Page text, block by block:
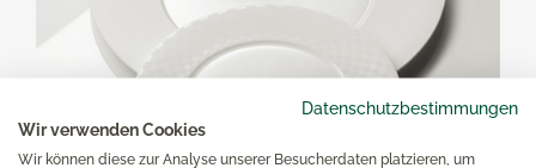
Datenschutzbestimmungen
Wir verwenden Cookies
Wir können diese zur Analyse unserer Besucherdaten platzieren, um